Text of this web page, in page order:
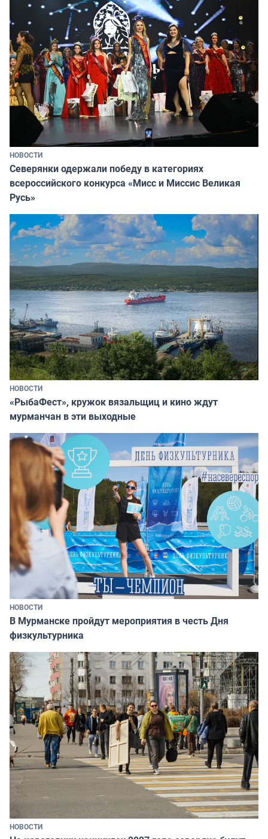
НОВОСТИ
Северянки одержали победу в категориях
всероссийского конкурса «Мисс и Миссис Великая
Русь»
НОВОСТИ
«РыбаФест», кружок вязальщиц и кино ждут
мурманчан в эти выходные
НОВОСТИ
В Мурманске пройдут мероприятия в честь Дня
физкультурника
НОВОСТИ